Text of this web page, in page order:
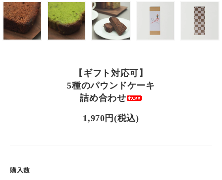
【ギフト対応可】
5種のパウンドケーキ
詰め合わせ
1,970円(税込)
購入数